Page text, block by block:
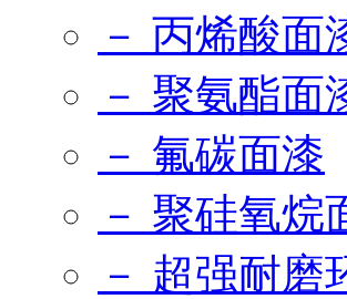
－ 丙烯酸面
－ 聚氨酯面
－ 氟碳面漆
－ 聚硅氧烷
－ 超强耐磨